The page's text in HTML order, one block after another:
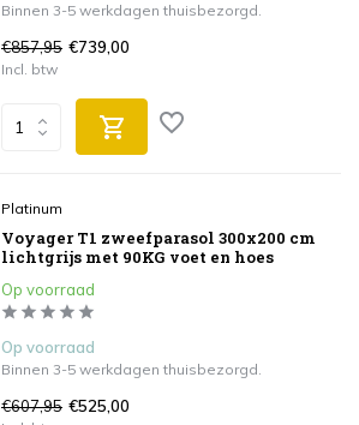
Binnen 3-5 werkdagen thuisbezorgd.
€857,95 €739,00
Incl. btw
Platinum
Voyager T1 zweefparasol 300x200 cm
lichtgrijs met 90KG voet en hoes
Op voorraad
Op voorraad
Binnen 3-5 werkdagen thuisbezorgd.
€607,95 €525,00